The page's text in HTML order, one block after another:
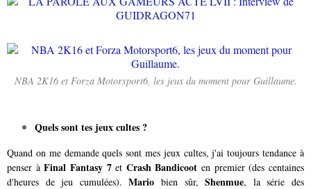
NBA 2K16 et Forza Motorsport6, les jeux du moment pour Guillaume.
Quels sont tes jeux cultes ?
Quand on me demande quels sont mes jeux cultes, j'ai toujours tendance à
penser àFinal Fantasy 7et Crash Bandicoot en premier (des centaines
d'heures de jeu cumulées).Mario bien sûr,Shenmue, la série des